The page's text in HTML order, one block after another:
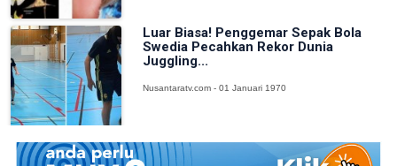
Luar Biasa! Penggemar Sepak Bola
Swedia Pecahkan Rekor Dunia
Juggling...
Nusantaratv.com - 01 Januari 1970